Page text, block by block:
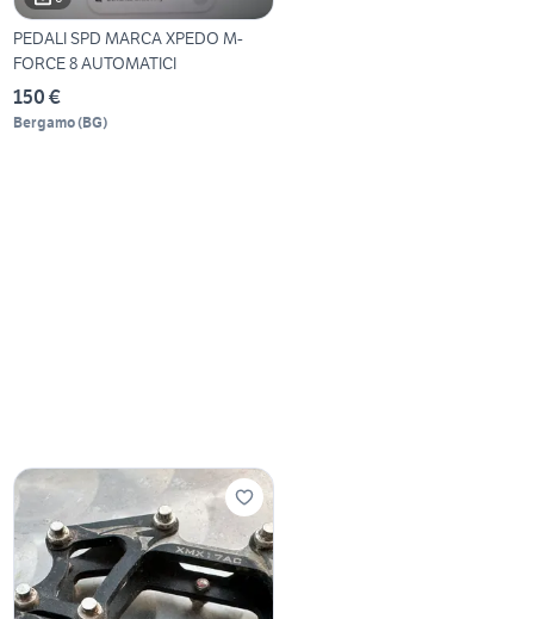
PEDALI SPD MARCA XPEDO M-
FORCE 8 AUTOMATICI
150 €
Bergamo(BG)